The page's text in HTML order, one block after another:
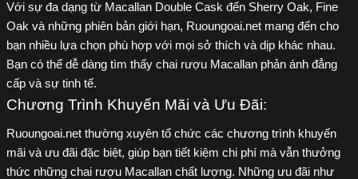
Với sự đa dạng từ Macallan Double Cask đến Sherry Oak, Fine
Oak và những phiên bản giới hạn, Ruoungoai.net mang đến cho
bạn nhiều lựa chọn phù hợp với mọi sở thích và dịp khác nhau.
Bạn có thể dễ dàng tìm thấy chai rượu Macallan phản ánh đẳng
cấp và sự tinh tế.
Chương Trình Khuyến Mãi và Ưu Đãi:
Ruoungoai.net thường xuyên tổ chức các chương trình khuyến
mãi và ưu đãi đặc biệt, giúp bạn tiết kiệm chi phí mà vẫn thưởng
thức những chai rượu Macallan chất lượng. Những ưu đãi như